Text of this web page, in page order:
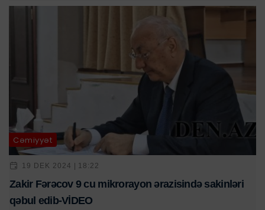
Cəmiyyət
19 DEK 2024 | 18:22
Zakir Fərəcov 9 cu mikrorayon ərazisində sakinləri
qəbul edib-VİDEO